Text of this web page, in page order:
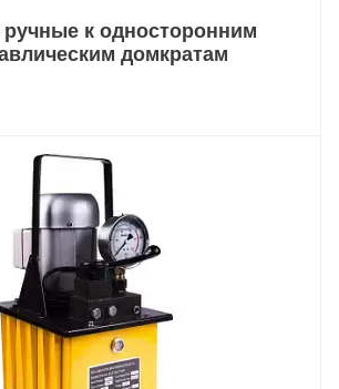
к односторонним
домкратам